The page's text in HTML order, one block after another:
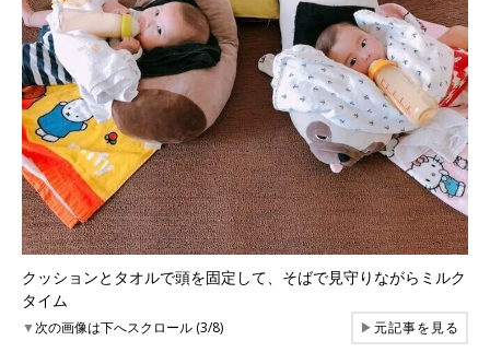
クッションとタオルで頭を固定して、そばで見守りながらミルク
タイム
▼次の画像は下へスクロール (3/8) ▶元記事を見る